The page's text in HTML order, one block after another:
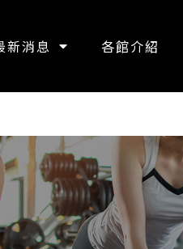
新消息 各館介紹